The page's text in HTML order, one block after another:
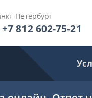
Петербург
+7 812 602-75-21